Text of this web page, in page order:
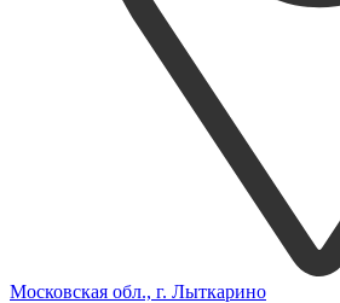
Московская обл., г. Лыткарино